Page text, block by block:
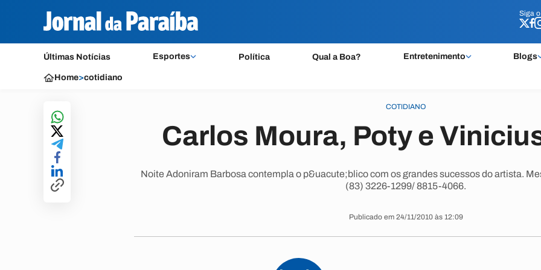
Siga o
Últimas Notícias Esportes Política Qual a Boa? Entretenimento Blogs
Siga o
Home>cotidiano
COTIDIANO
Carlos Moura, Poty e
Noite Adoniram Barbosa contempla o p&uacute;blico com os grandes sucessos do artista.
(83) 3226-1299/ 8815-4066.
Publicado em 24/11/2010 às 12:09